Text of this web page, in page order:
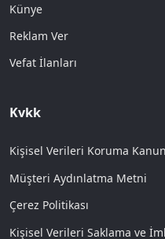
Künye
Reklam Ver
Vefat İlanları
Kvkk
Kişisel Verileri Koruma
Müşteri Aydınlatma Metni
Çerez Politikası
Kişisel Verileri Saklama ve